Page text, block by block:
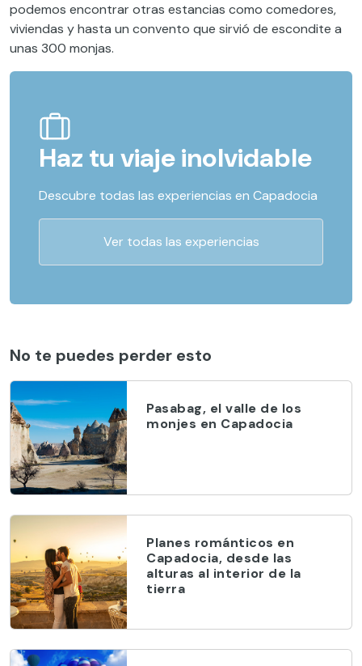
podemos encontrar otras estancias como comedores,
viviendas y hasta un convento que sirvió de escondite a
unas 300 monjas.
Haz tu viaje inolvidable
Descubre todas las experiencias en Capadocia
Ver todas las experiencias
No te puedes perder esto
Pasabag, el valle de los
monjes en Capadocia
Planes románticos en
Capadocia, desde las
alturas al interior de la
tierra